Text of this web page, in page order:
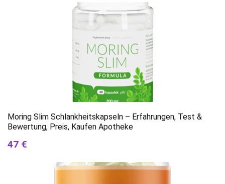
Moring Slim Schlankheitskapseln – Erfahrungen, Test &
Bewertung, Preis, Kaufen Apotheke
47 €